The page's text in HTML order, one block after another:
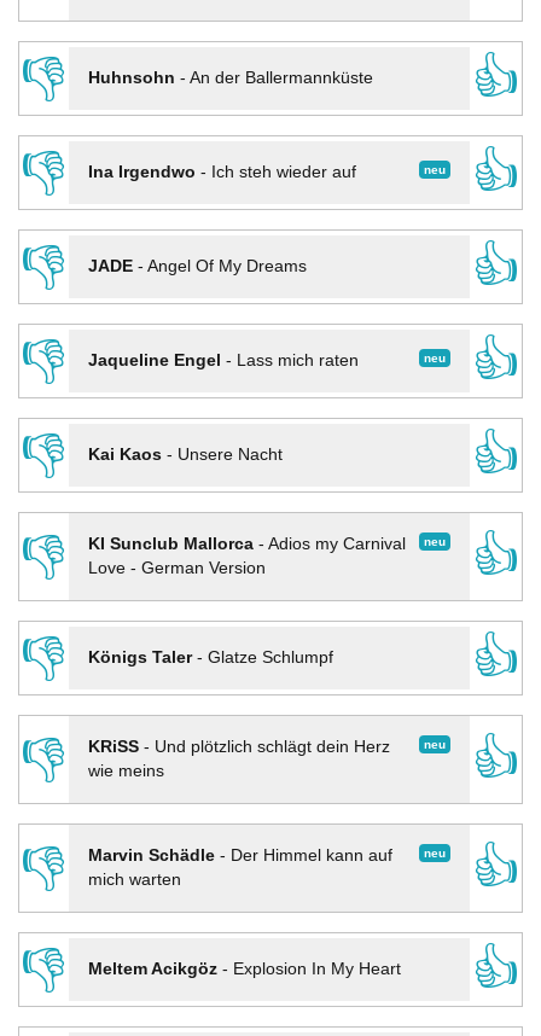
👎
Huhnsohn - An der Ballermannküste
👍
👎
neu
Ina Irgendwo - Ich steh wieder auf
👍
👎
JADE- Angel Of My Dreams
👍
👎
neu
Jaqueline Engel - Lass mich raten
👍
👎
Kai Kaos- Unsere Nacht
👍
👎
neu
KI Sunclub Mallorca- Adios my Carnival
Love - German Version
👍
👎
Königs Taler- Glatze Schlumpf
👍
👎
neu
KRiSS- Und plötzlich schlägt dein Herz
wie meins
👍
👎 neu
Marvin Schädle- Der Himmel kann auf
mich warten
👍
👎
Meltem Acikgöz- Explosion In My Heart
👍